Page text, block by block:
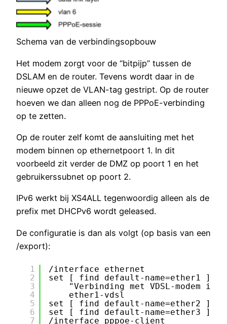
Schema van de verbindingsopbouw
Het modem zorgt voor de “bitpijp” tussen de
DSLAM en de router. Tevens wordt daar in de
nieuwe opzet de VLAN-tag gestript. Op de router
hoeven we dan alleen nog de PPPoE-verbinding
op te zetten.
Op de router zelf komt de aansluiting met het
modem binnen op ethernetpoort 1. In dit
voorbeeld zit verder de DMZ op poort 1 en het
gebruikerssubnet op poort 2.
IPv6 werkt bij XS4ALL tegenwoordig alleen als de
prefix met DHCPv6 wordt geleased.
De configuratie is dan als volgt (op basis van een
/export):
1
2
3
4
5
6
7
/interface ethernet
set [ find default-name=ether1 ]
"Verbinding met VDSL-modem
ether1-vdsl
set [ find default-name=ether2 ]
set [ find default-name=ether3 ]
/interface pppoe-client